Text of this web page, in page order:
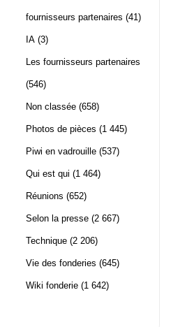
fournisseurs partenaires (41)
IA (3)
Les fournisseurs partenaires
(546)
Non classée (658)
Photos de pièces (1 445)
Piwi en vadrouille (537)
Qui est qui (1 464)
Réunions (652)
Selon la presse (2 667)
Technique (2 206)
Vie des fonderies (645)
Wiki fonderie (1 642)